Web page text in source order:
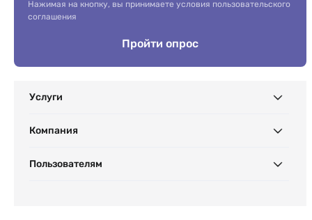
Нажимая на кнопку, вы принимаете условия пользовательского
соглашения
Пройти опрос
Услуги
Компания
Пользователям